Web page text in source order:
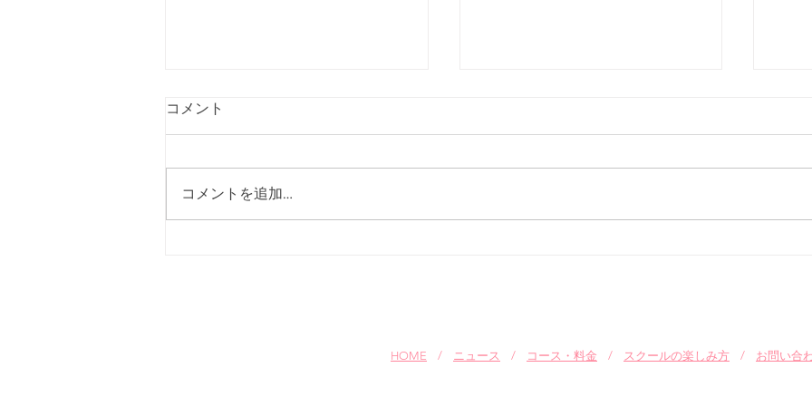
Q.ご予約はいつまでにしたら
コメント
コメントを追加…
HOME / ニュース / コース・料金 / スクールの楽しみ方 / お問い合